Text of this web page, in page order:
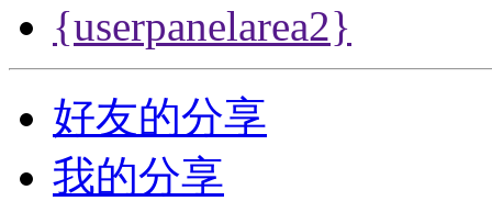
{userpanelarea2}
好友的分享
我的分享